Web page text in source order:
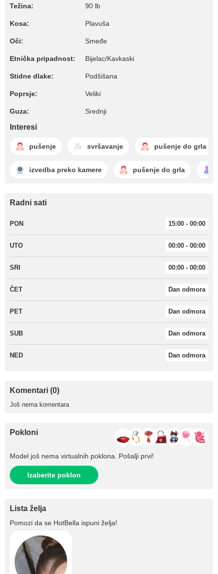
Težina: 90 lb
Kosa: Plavuša
Oči: Smeđe
Etnička pripadnost: Bijelac/Kavkaski
Stidne dlake: Podšišana
Poprsje: Veliki
Guza: Srednji
Interesi
pušenje svršavanje pušenje do grla
izvedba preko kamere pušenje do grla
Radni sati
PON 15:00 - 00:00
UTO 00:00 - 00:00
SRI 00:00 - 00:00
ČET Dan odmora
PET Dan odmora
SUB Dan odmora
NED Dan odmora
Komentari (0)
Još nema komentara
Pokloni
Model još nema virtualnih poklona. Pošalji prvi!
Izaberite poklon
Lista želja
Pomozi da se HotBella ispuni želja!